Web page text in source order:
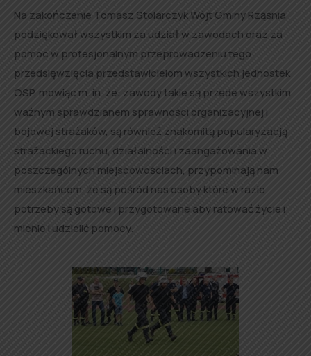
Na zakończenie Tomasz Stolarczyk Wójt Gminy Rząśnia
podziękował wszystkim za udział w zawodach oraz za
pomoc w profesjonalnym przeprowadzeniu tego
przedsięwzięcia przedstawicielom wszystkich jednostek
OSP, mówiąc m. in. że: zawody takie są przede wszystkim
ważnym sprawdzianem sprawności organizacyjnej i
bojowej strażaków, są również znakomitą popularyzacją
strażackiego ruchu, działalności i zaangażowania w
poszczególnych miejscowościach, przypominają nam
mieszkańcom, że są pośród nas osoby które w razie
potrzeby są gotowe i przygotowane aby ratować życie i
mienie i udzielić pomocy.